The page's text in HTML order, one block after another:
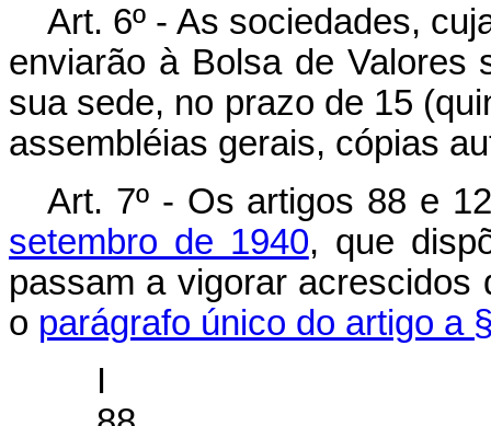
Art. 6º - As sociedades,
enviarão à Bolsa de Valores
sua sede, no prazo de 15
assembléias gerais, cópias
Art. 7º - Os artigos 88 e
setembro de 1940, que
passam a vigorar acrescidos
o parágrafo único do artigo a
I –